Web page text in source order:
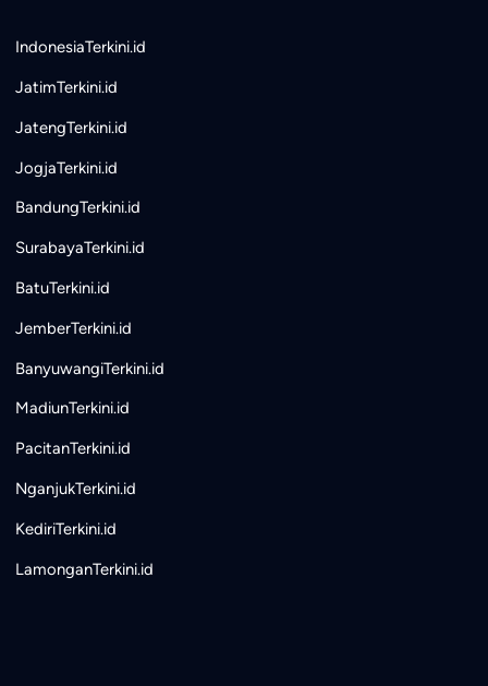
IndonesiaTerkini.id
JatimTerkini.id
JatengTerkini.id
JogjaTerkini.id
BandungTerkini.id
SurabayaTerkini.id
BatuTerkini.id
JemberTerkini.id
BanyuwangiTerkini.id
MadiunTerkini.id
PacitanTerkini.id
NganjukTerkini.id
KediriTerkini.id
LamonganTerkini.id